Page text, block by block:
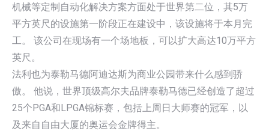
机械等定制自动化解决方案方面处于世界第二位，其5万
平方英尺的设施第一阶段正在建设中，该设施将于本月完
工。 该公司在现场有一个场地板，可以扩大高达10万平方
英尺。
法利也为泰勒马德阿迪达斯为商业公园带来什么感到骄
傲。 他说，世界顶级高尔夫品牌泰勒马德已经创造了超过
25个PGA和LPGA锦标赛，包括上周日大师赛的冠军，以
及来自自由大厦的奥运会金牌得主。